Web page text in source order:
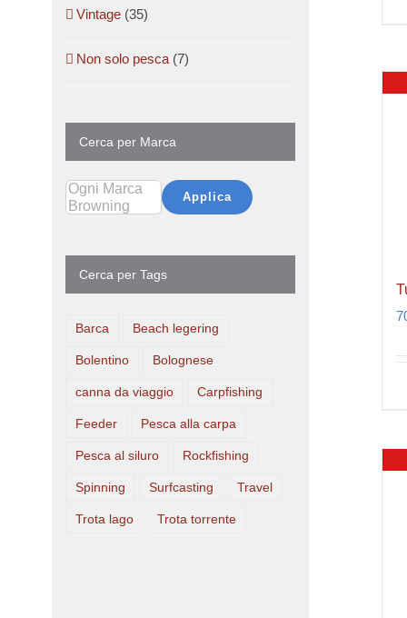
Vintage (35)
Non solo pesca (7)
Cerca per Marca
Applica
Cerca per Tags
Barca Beach legering
Bolentino Bolognese
canna da viaggio Carpfishing
Feeder Pesca alla carpa
Pesca al siluro Rockfishing
Spinning Surfcasting Travel
Trota lago Trota torrente